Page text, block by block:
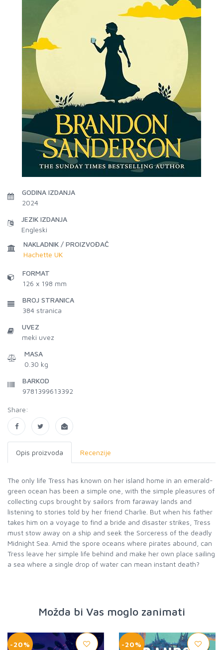
GODINA IZDANJA
2024
JEZIK IZDANJA
Engleski
NAKLADNIK / PROIZVOĐAČ
Hachette UK
FORMAT
126 x 198 mm
BROJ STRANICA
384 stranica
UVEZ
meki uvez
MASA
0.30 kg
BARKOD
9781399613392
Share:
Opis proizvoda Recenzije
The only life Tress has known on her island home in an emerald-
green ocean has been a simple one, with the simple pleasures of
collecting cups brought by sailors from faraway lands and
listening to stories told by her friend Charlie. But when his father
takes him on a voyage to find a bride and disaster strikes, Tress
must stow away on a ship and seek the Sorceress of the deadly
Midnight Sea. Amid the spore oceans where pirates abound, can
Tress leave her simple life behind and make her own place sailing
a sea where a single drop of water can mean instant death?
Možda bi Vas moglo zanimati
-20% -20%